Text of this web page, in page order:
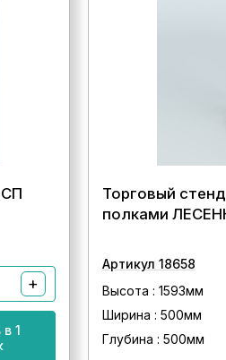
+
1
Торговый
полками
Артикул 18658
Высота : 1593мм
Ширина : 500мм
Глубина : 500мм